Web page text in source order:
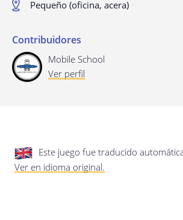
Pequeño (oficina, acera)
Contribuidores
Mobile School
Ver perfil
Este juego fue traducido
Ver en idioma original.
Guardar preferencias